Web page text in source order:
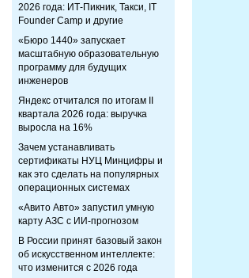
2026 года: ИТ-Пикник, Такси, IT
Founder Camp и другие
«Бюро 1440» запускает
масштабную образовательную
программу для будущих
инженеров
Яндекс отчитался по итогам II
квартала 2026 года: выручка
выросла на 16%
Зачем устанавливать
сертификаты НУЦ Минцифры и
как это сделать на популярных
операционных системах
«Авито Авто» запустил умную
карту АЗС с ИИ-прогнозом
В России принят базовый закон
об искусственном интеллекте:
что изменится с 2026 года